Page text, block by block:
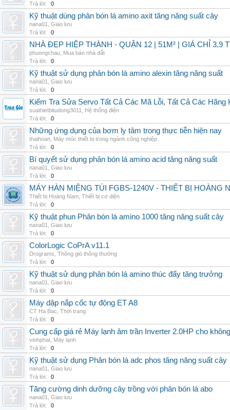
Trả lời:
0
Kỹ thuật dùng phân bón lá amino axit tăng năng suất cây
nana01
Giao lưu
Trả lời:
0
NHÀ ĐẸP HIỆP THÀNH - QUẬN 12 | 51M² | GIÁ CHỈ 3,9
phuongchau Mua bán nhà đất
Trả lời:
0
Kỹ thuật sử dụng phân bón lá amino alexin tăng năng suất
nana01
Giao lưu
Trả lời:
0
Kiểm Tra Sửa Servo Tất Cả Các Mã Lỗi, Tất Cả Các Hãng
suathietbitudong3011
Hệ thống điện
Trả lời:
0
Những ứng dụng của bơm ly tâm trong thực tiễn hiện nay
thaihoan Máy móc thiết bị trong ngành công nghiệp
Trả lời:
0
Bí quyết sử dụng phân bón lá amino acid tăng năng suất
nana01
Giao lưu
Trả lời:
0
MÁY HÀN MIỆNG TÚI FGBS-1240V - THIẾT BỊ HOÀNG
Thiết bị Hoàng Nam Thiết bị cơ điện
Trả lời:
0
Kỹ thuật phun Phân bón lá amino 1000 tăng năng suất cây
nana01
Giao lưu
Trả lời:
0
ColorLogic CoPrA v11.1
Drograms Thông gió thông thường
Trả lời:
0
Kỹ thuật sử dụng phân bón lá amino thúc đẩy tăng trưởng
nana01
Giao lưu
Trả lời:
0
Máy dập nắp cốc tự động ET A8
CT Ha Bac Thời trang
Trả lời:
0
Cung cấp giá rẻ Máy lạnh âm trần Inverter 2.0HP cho
vinhphat Máy lạnh
Trả lời:
0
Kỹ thuật sử dụng Phân bón lá adc phos tăng năng suất cây
nana01
Giao lưu
Trả lời:
0
Tăng cường dinh dưỡng cây trồng với phân bón lá abo
nana01
Giao lưu
Trả lời:
0